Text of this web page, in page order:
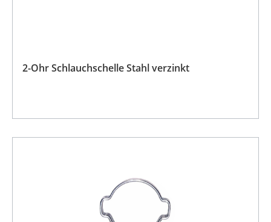
2-Ohr Schlauchschelle Stahl verzinkt